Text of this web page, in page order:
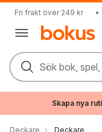
Fri frakt över 249 kr •
Sök bok,
Skapa nya
Deckare Deckare